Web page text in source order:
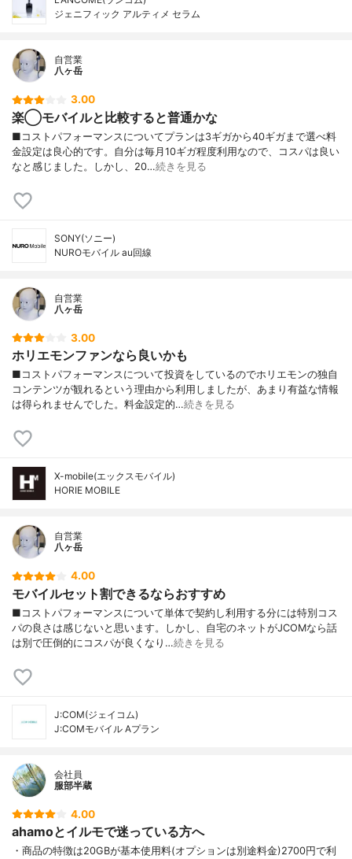
ジェニフィック アルティメ セラム
自営業
八ヶ岳
3.00
楽◯モバイルと比較すると普通かな
■コストパフォーマンスについてプランは3ギガから40ギガまで選べ料
金設定は良心的です。自分は毎月10ギガ程度利用なので、コスパは良い
なと感じました。しかし、20…続きを見る
SONY(ソニー)
NUROモバイル au回線
自営業
八ヶ岳
3.00
ホリエモンファンなら良いかも
■コストパフォーマンスについて投資をしているのでホリエモンの独自
コンテンツが観れるという理由から利用しましたが、あまり有益な情報
は得られませんでした。料金設定的…続きを見る
X-mobile(エックスモバイル)
HORIE MOBILE
自営業
八ヶ岳
4.00
モバイルセット割できるならおすすめ
■コストパフォーマンスについて単体で契約し利用する分には特別コス
パの良さは感じないと思います。しかし、自宅のネットがJCOMなら話
は別で圧倒的にコスパが良くなり…続きを見る
J:COM(ジェイコム)
J:COMモバイル Aプラン
会社員
服部半蔵
4.00
ahamoとイルモで迷っている方へ
・商品の特徴は20GBが基本使用料(オプションは別途料金)2700円で利